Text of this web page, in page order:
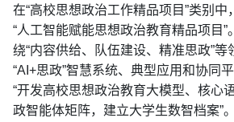
在“高校思想政治工作精品项目”类别中
“人工智能赋能思想政治教育精品项目”
绕“内容供给、队伍建设、精准思政”等
“AI+思政”智慧系统、典型应用和协同
“开发高校思想政治教育大模型、核心
政智能体矩阵，建立大学生数智档案”